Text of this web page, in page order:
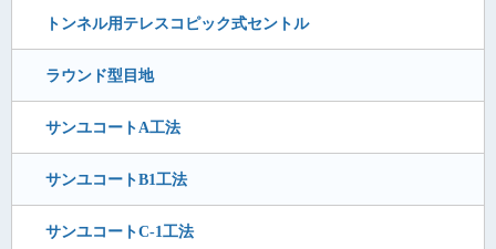
トンネル用テレスコピック式セントル
ラウンド型目地
サンユコートA工法
サンユコートB1工法
サンユコートC-1工法